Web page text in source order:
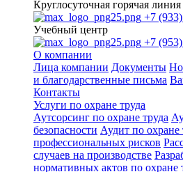
Круглосуточная горячая линия
+7
Учебный центр
+7
О компании
Лица компании Документы
и благодарственные письма
Контакты
Услуги по охране труда
Аутсорсинг по охране труда
безопасности Аудит по охране
профессиональных рисков
случаев на производстве
нормативных актов по охране